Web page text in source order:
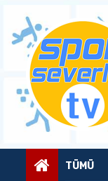
content
TÜMÜ